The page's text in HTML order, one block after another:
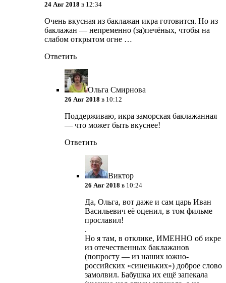
24 Авг 2018 в 12:34
Очень вкусная из баклажан икра готовится. Но из
баклажан — непременно (за)печёных, чтобы на
слабом открытом огне …
Ответить
Ольга Смирнова
26 Авг 2018 в 10:12
Поддерживаю, икра заморская баклажанная
— что может быть вкуснее!
Ответить
Виктор
26 Авг 2018 в 10:24
Да, Ольга, вот даже и сам царь Иван
Васильевич её оценил, в том фильме
прославил!
.
Но я там, в отклике, ИМЕННО об икре
из отечественных баклажанов
(попросту — из наших южно-
российских «синеньких») доброе слово
замолвил. Бабушка их ещё запекала